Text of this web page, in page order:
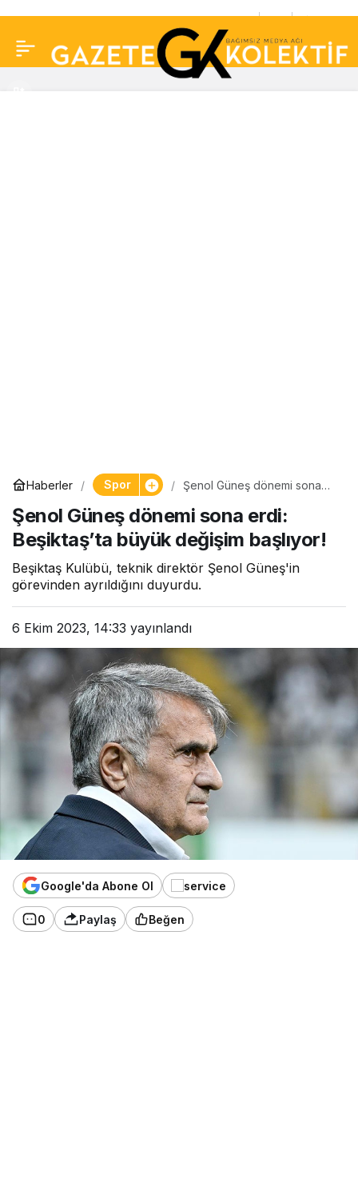
Haberler Spor
Şenol Güneş dönemi sona
değişim başlıyor!
Şenol Güneş dönemi sona erdi:
Beşiktaş’ta büyük değişim başlıyor!
Beşiktaş Kulübü, teknik direktör Şenol Güneş'in
görevinden ayrıldığını duyurdu.
6 Ekim 2023, 14:33 yayınlandı
Google'da Abone Ol
0 Paylaş Beğen
Manchester United